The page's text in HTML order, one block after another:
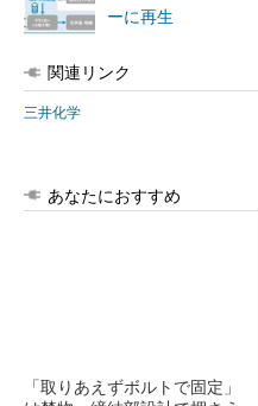
ーに再生
関連リンク
三井化学
あなたにおすすめ
「取りあえずボルトで固定」